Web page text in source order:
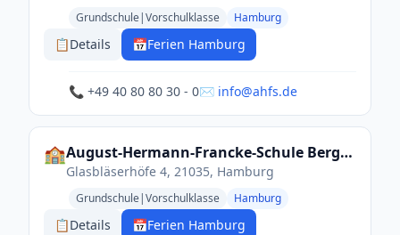
Grundschule|Vorschulklasse Hamburg
📋Details 📅Ferien Hamburg
📞 +49 40 80 80 30 - 0✉️ info@ahfs.de
🏫 August-Hermann-Francke-Schule Bergedorf
Glasbläserhöfe 4, 21035, Hamburg
Grundschule|Vorschulklasse Hamburg
📋Details 📅Ferien Hamburg